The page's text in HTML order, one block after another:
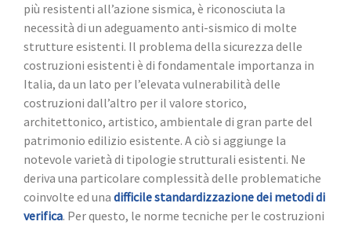
più resistenti all’azione sismica, è riconosciuta la
necessità di un adeguamento anti-sismico di molte
strutture esistenti. Il problema della sicurezza delle
costruzioni esistenti è di fondamentale importanza in
Italia, da un lato per l’elevata vulnerabilità delle
costruzioni dall’altro per il valore storico,
architettonico, artistico, ambientale di gran parte del
patrimonio edilizio esistente. A ciò si aggiunge la
notevole varietà di tipologie strutturali esistenti. Ne
deriva una particolare complessità delle problematiche
coinvolte ed una difficile standardizzazione dei metodi di
verifica. Per questo, le norme tecniche per le costruzioni